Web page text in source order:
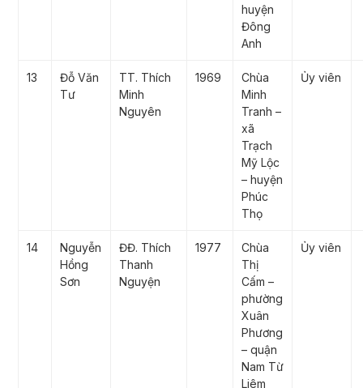
huyện
Đông
Anh
13
Đỗ Văn
Tư
TT. Thích
Minh
Nguyên
1969
Chùa
Minh
Tranh –
xã
Trạch
Mỹ Lộc
– huyện
Phúc
Thọ
Ủy viên
14
Nguyễn
Hồng
Sơn
ĐĐ. Thích
Thanh
Nguyện
1977
Chùa
Thị
Cấm –
phường
Xuân
Phương
– quận
Nam Từ
Liêm
Ủy viên